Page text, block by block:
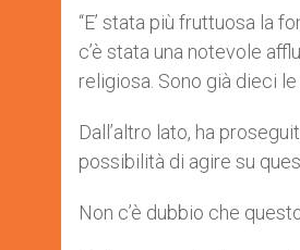
“E’ stata più fruttuosa la
c’è stata una notevole
religiosa. Sono già dieci
Dall’altro lato, ha
possibilità di agire su
Non c’è dubbio che